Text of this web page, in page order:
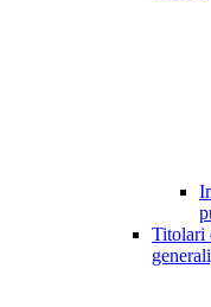
Titolari